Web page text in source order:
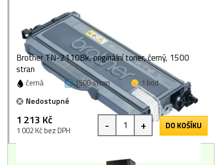
Brother TN-2110Bk, originální toner, černý, 1500
stran
černá 1500 stran
1 bod
Nedostupné
1 213 Kč
1 002 Kč bez DPH - + DO KOŠÍKU